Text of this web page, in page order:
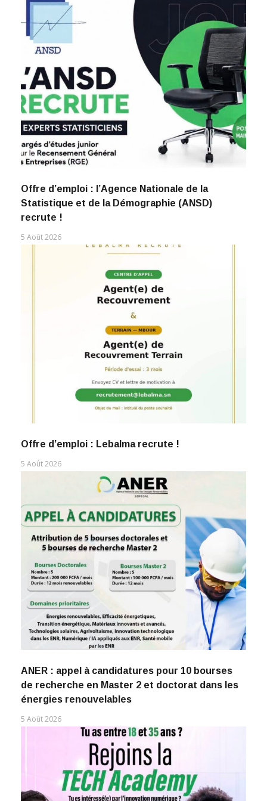
Offre d’emploi : l’Agence Nationale de la
Statistique et de la Démographie (ANSD)
recrute !
5 Août 2026
Offre d’emploi : Lebalma recrute !
5 Août 2026
ANER : appel à candidatures pour 10 bourses
de recherche en Master 2 et doctorat dans les
énergies renouvelables
5 Août 2026